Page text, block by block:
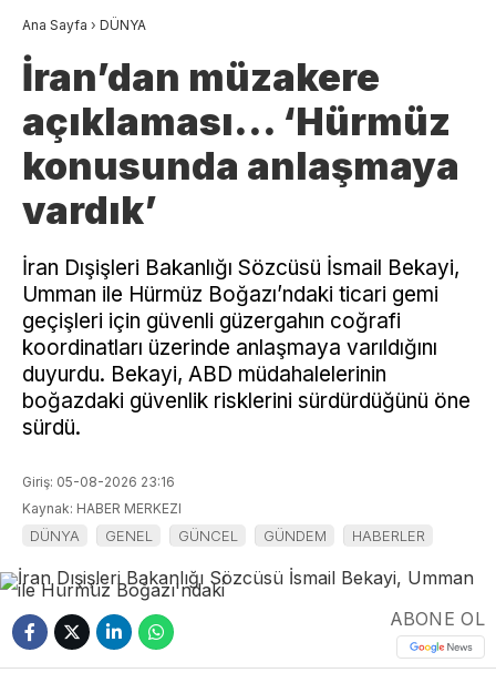
Ana Sayfa › DÜNYA
İran’dan müzakere
açıklaması… ‘Hürmüz
konusunda anlaşmaya
vardık’
İran Dışişleri Bakanlığı Sözcüsü İsmail Bekayi,
Umman ile Hürmüz Boğazı’ndaki ticari gemi
geçişleri için güvenli güzergahın coğrafi
koordinatları üzerinde anlaşmaya varıldığını
duyurdu. Bekayi, ABD müdahalelerinin
boğazdaki güvenlik risklerini sürdürdüğünü öne
sürdü.
Giriş: 05-08-2026 23:16
Kaynak: HABER MERKEZI
DÜNYA GENEL GÜNCEL GÜNDEM HABERLER
ABONE OL